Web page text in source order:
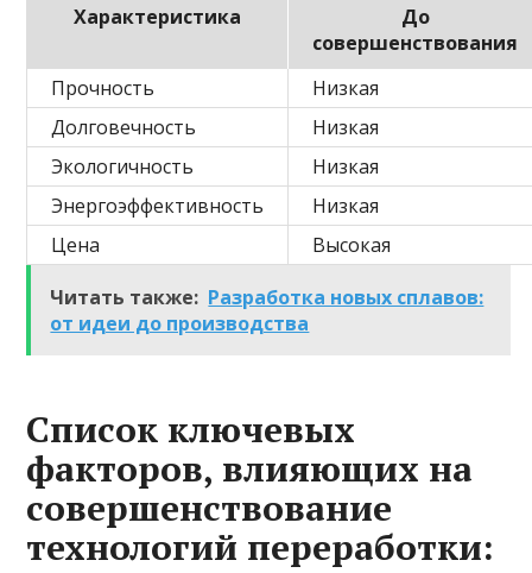
Характеристика
До
совершенствования
Прочность
Низкая
Долговечность
Низкая
Экологичность
Низкая
Энергоэффективность
Низкая
Цена
Высокая
Читать также: Разработка новых сплавов:
от идеи до производства
Список ключевых
факторов, влияющих на
совершенствование
технологий переработки: